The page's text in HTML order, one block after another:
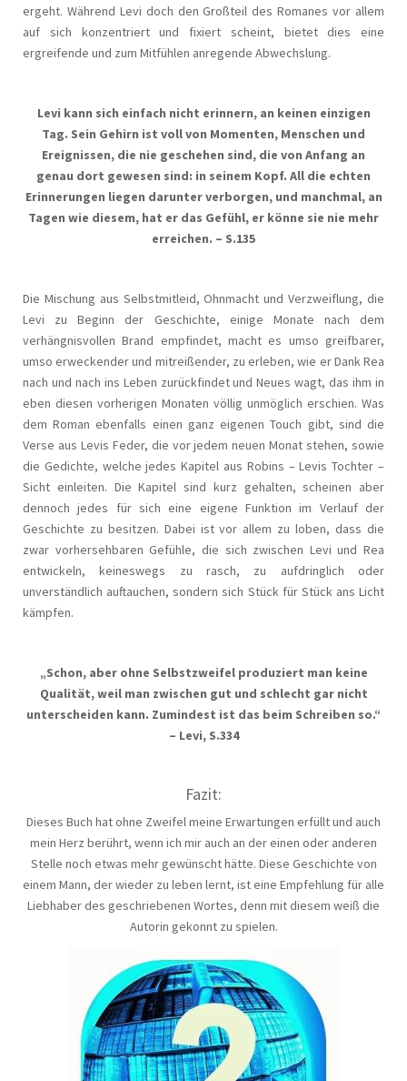
ergeht. Während Levi doch den Großteil des Romanes vor allem
auf sich konzentriert und fixiert scheint, bietet dies eine
ergreifende und zum Mitfühlen anregende Abwechslung.
Levi kann sich einfach nicht erinnern, an keinen einzigen
Tag. Sein Gehirn ist voll von Momenten, Menschen und
Ereignissen, die nie geschehen sind, die von Anfang an
genau dort gewesen sind: in seinem Kopf. All die echten
Erinnerungen liegen darunter verborgen, und manchmal, an
Tagen wie diesem, hat er das Gefühl, er könne sie nie mehr
erreichen. – S.135
Die Mischung aus Selbstmitleid, Ohnmacht und Verzweiflung, die
Levi zu Beginn der Geschichte, einige Monate nach dem
verhängnisvollen Brand empfindet, macht es umso greifbarer,
umso erweckender und mitreißender, zu erleben, wie er Dank Rea
nach und nach ins Leben zurückfindet und Neues wagt, das ihm in
eben diesen vorherigen Monaten völlig unmöglich erschien. Was
dem Roman ebenfalls einen ganz eigenen Touch gibt, sind die
Verse aus Levis Feder, die vor jedem neuen Monat stehen, sowie
die Gedichte, welche jedes Kapitel aus Robins – Levis Tochter –
Sicht einleiten. Die Kapitel sind kurz gehalten, scheinen aber
dennoch jedes für sich eine eigene Funktion im Verlauf der
Geschichte zu besitzen. Dabei ist vor allem zu loben, dass die
zwar vorhersehbaren Gefühle, die sich zwischen Levi und Rea
entwickeln, keineswegs zu rasch, zu aufdringlich oder
unverständlich auftauchen, sondern sich Stück für Stück ans Licht
kämpfen.
„Schon, aber ohne Selbstzweifel produziert man keine
Qualität, weil man zwischen gut und schlecht gar nicht
unterscheiden kann. Zumindest ist das beim Schreiben so.“
– Levi, S.334
Fazit:
Dieses Buch hat ohne Zweifel meine Erwartungen erfüllt und auch
mein Herz berührt, wenn ich mir auch an der einen oder anderen
Stelle noch etwas mehr gewünscht hätte. Diese Geschichte von
einem Mann, der wieder zu leben lernt, ist eine Empfehlung für alle
Liebhaber des geschriebenen Wortes, denn mit diesem weiß die
Autorin gekonnt zu spielen.